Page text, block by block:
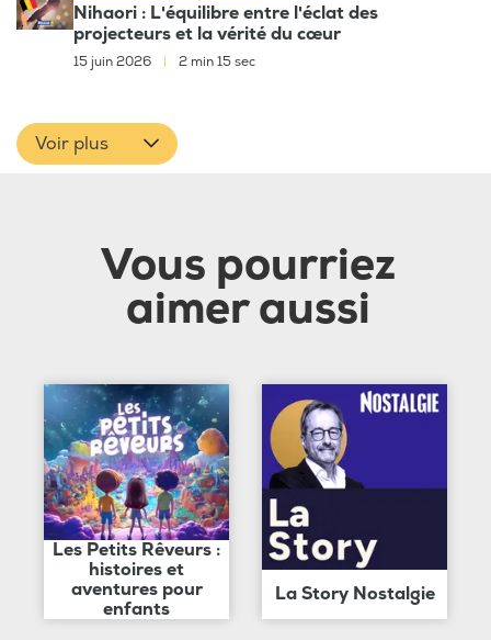
Nihaori : L'équilibre entre l'éclat des
projecteurs et la vérité du cœur
15 juin 2026 | 2 min 15 sec
Voir plus
Vous pourriez
aimer aussi
Les Petits Rêveurs :
histoires et
aventures pour
enfants
La Story Nostalgie